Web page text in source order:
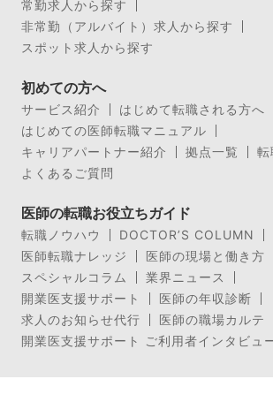
常勤求人から探す
非常勤（アルバイト）求人から探す
スポット求人から探す
初めての方へ
サービス紹介
はじめて転職される方へ
はじめての医師転職マニュアル
キャリアパートナー紹介
拠点一覧
転
よくあるご質問
医師の転職お役立ちガイド
転職ノウハウ
DOCTOR’S COLUMN
医師転職ナレッジ
医師の現場と働き方
スペシャルコラム
業界ニュース
開業医支援サポート
医師の年収診断
求人のお知らせ代行
医師の職場カルテ
開業医支援サポート ご利用者インタビュ